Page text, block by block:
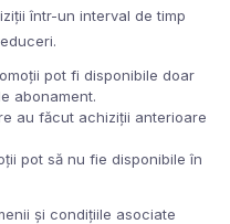
într-un interval de timp
pot fi disponibile doar
abonament.
au făcut achiziții anterioare
pot să nu fie disponibile în
și condițiile asociate